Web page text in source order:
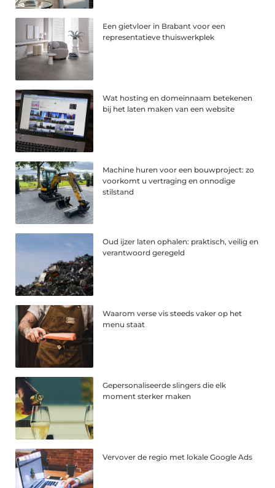
Een gietvloer in Brabant voor een
representatieve thuiswerkplek
Wat hosting en domeinnaam betekenen
bij het laten maken van een website
Machine huren voor een bouwproject: zo
voorkomt u vertraging en onnodige
stilstand
Oud ijzer laten ophalen: praktisch, veilig en
verantwoord geregeld
Waarom verse vis steeds vaker op het
menu staat
Gepersonaliseerde slingers die elk
moment sterker maken
Vervover de regio met lokale Google Ads